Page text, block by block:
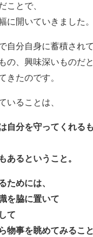
ことで、
に開いていきました。
自分自身に蓄積され
の、興味深いものだ
きたのです。
いることは、
自分を守ってくれる
あるということ。
ためには、
を脇に置いて
て
物事を眺めてみること